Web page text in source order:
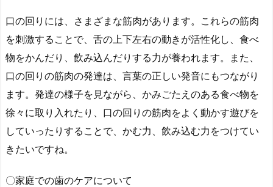
口の回りには、さまざまな筋肉があります。これらの筋肉
を刺激することで、舌の上下左右の動きが活性化し、食べ
物をかんだり、飲み込んだりする力が養われます。また、
口の回りの筋肉の発達は、言葉の正しい発音にもつながり
ます。発達の様子を見ながら、かみごたえのある食べ物を
徐々に取り入れたり、口の回りの筋肉をよく動かす遊びを
していったりすることで、かむ力、飲み込む力をつけてい
きたいですね。
〇家庭での歯のケアについて